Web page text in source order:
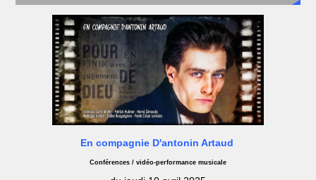
En compagnie D'antonin Artaud
Conférences / vidéo-performance musicale